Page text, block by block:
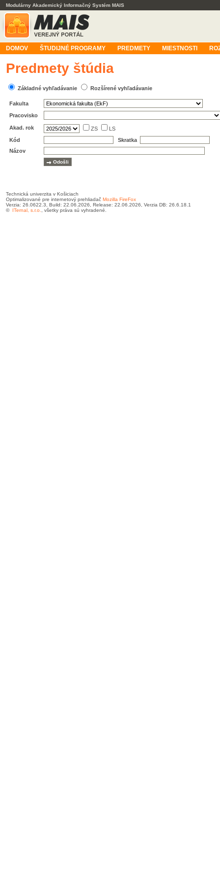
Modulárny Akademický Informačný Systém MAIS
DOMOV ŠTUDIJNÉ PROGRAMY PREDMETY MIESTNOSTI
Predmety štúdia
Základné vyhľadávanie Rozšírené vyhľadávanie
Fakulta
Pracovisko
Akad. rok ZS
LS
Kód
Skratka
Názov
Technická univerzita v Košiciach
Optimalizované pre internetový prehliadač Mozilla FireFox
Verzia: 26.0622.3, Build: 22.06.2026, Release: 22.06.2026, Verzia DB: 26.6.18.1
© ITernal, s.r.o. , všetky práva sú vyhradené.